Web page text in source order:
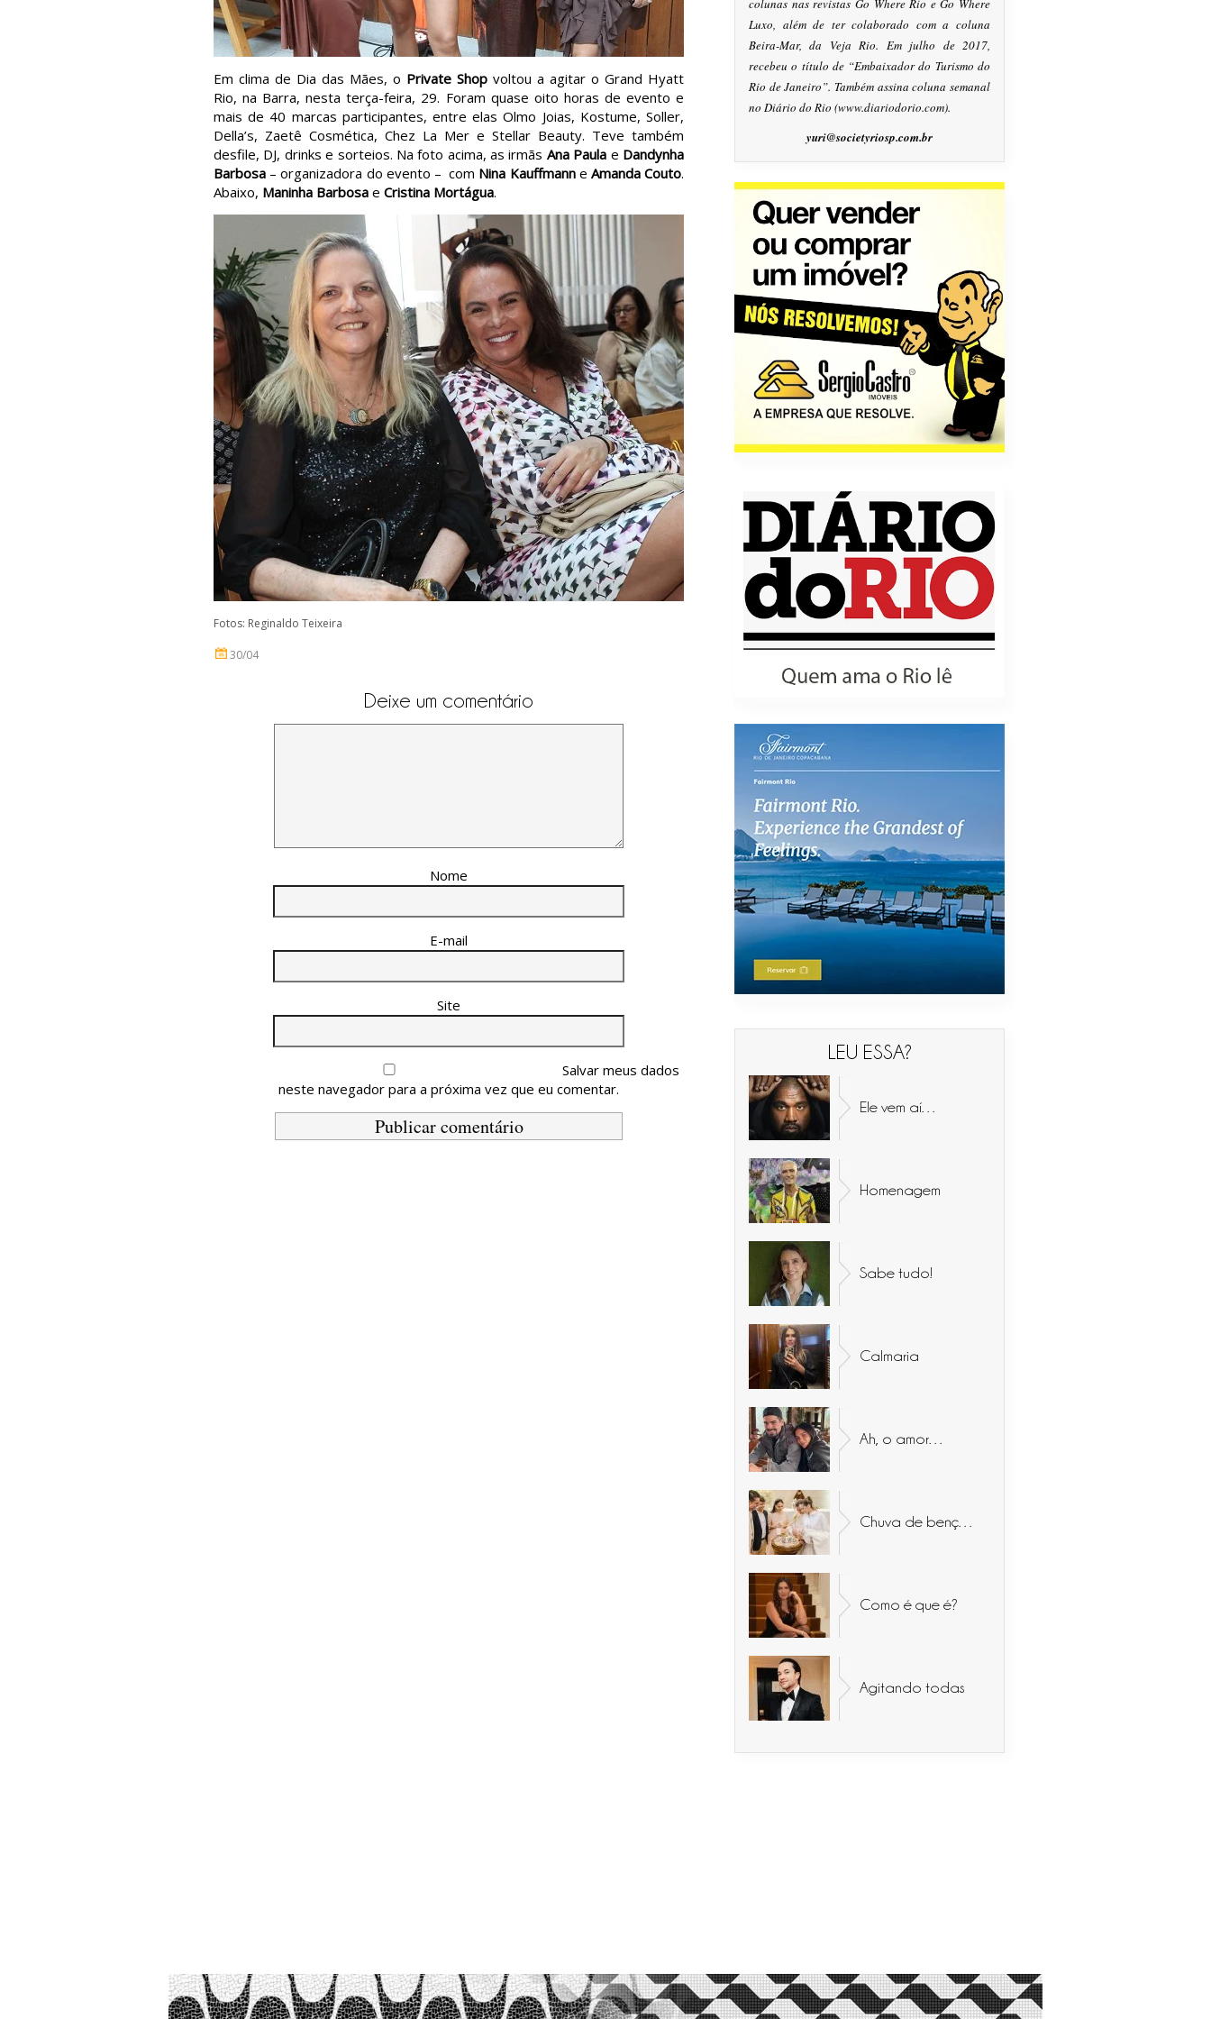
Em clima de Dia das Mães, o Private Shop voltou a agitar o Grand Hyatt
Rio, na Barra, nesta terça-feira, 29. Foram quase oito horas de evento e
mais de 40 marcas participantes, entre elas Olmo Joias, Kostume, Soller,
Della’s, Zaetê Cosmética, Chez La Mer e Stellar Beauty. Teve também
desfile, DJ, drinks e sorteios. Na foto acima, as irmãs Ana Paula e Dandynha
Barbosa – organizadora do evento – com Nina Kauffmanne Amanda Couto.
Abaixo, Maninha Barbosa e Cristina Mortágua.
Fotos: Reginaldo Teixeira
30/04
Deixe um comentário
Nome
E-mail
Site
Salvar meus dados
neste navegador para a próxima vez que eu comentar.
colunas nas revistas Go Where Rio e Go Where
Luxo, além de ter colaborado com a coluna
Beira-Mar, da Veja Rio. Em julho de 2017,
recebeu o título de “Embaixador do Turismo do
Rio de Janeiro”. Também assina coluna semanal
no Diário do Rio (www.diariodorio.com).
yuri@societyriosp.com.br
LEU ESSA?
Ele vem aí…
Homenagem
Sabe tudo!
Calmaria
Ah, o amor…
Como é que é?
Agitando todas